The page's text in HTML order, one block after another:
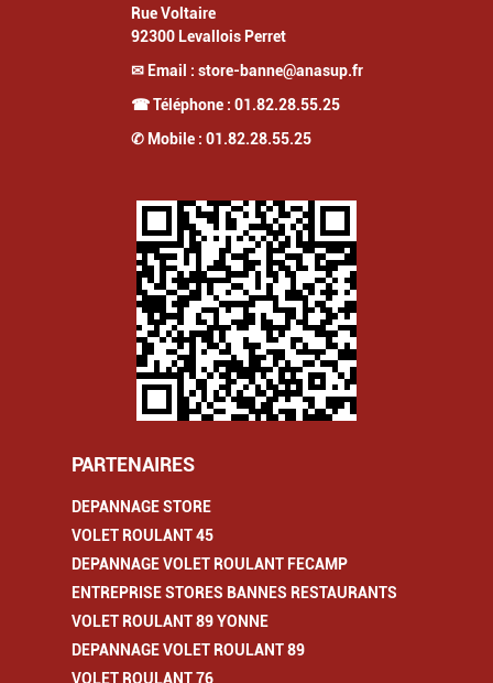
Rue Voltaire
92300 Levallois Perret
✉ Email : store-banne@anasup.fr
☎ Téléphone : 01.82.28.55.25
✆ Mobile : 01.82.28.55.25
PARTENAIRES
DEPANNAGE STORE
VOLET ROULANT 45
DEPANNAGE VOLET ROULANT FECAMP
ENTREPRISE STORES BANNES RESTAURANTS
VOLET ROULANT 89 YONNE
DEPANNAGE VOLET ROULANT 89
VOLET ROULANT 76